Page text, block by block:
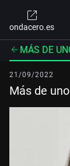
ondacero.es
MÁS DE
21/09/2022
Más de